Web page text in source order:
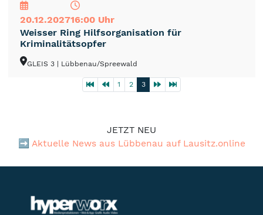
20.12.202716:00 Uhr
Weisser Ring Hilfsorganisation für
Kriminalitätsopfer
GLEIS 3 | Lübbenau/Spreewald
1 2 3
JETZT NEU
➡️ Aktuelle News aus Lübbenau auf Lausitz.online